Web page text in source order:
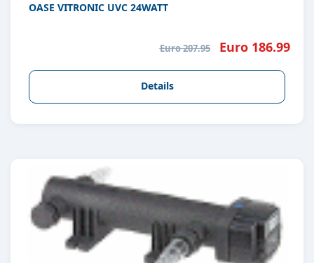
OASE VITRONIC UVC 24WATT
Euro 207.95 Euro 186.99
Details